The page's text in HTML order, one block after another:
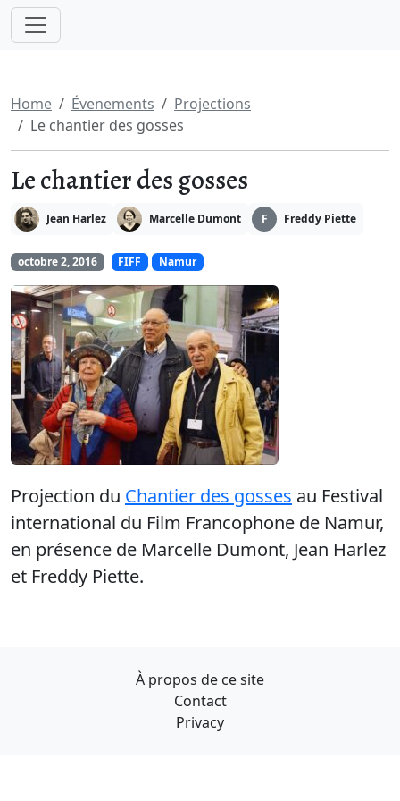
Home Évenements
Projections
Le chantier des gosses
Le chantier des gosses
Jean Harlez Marcelle Dumont F Freddy Piette
octobre 2, 2016 FIFF Namur
Projection du Chantier des gosses au Festival
international du Film Francophone de Namur,
en présence de Marcelle Dumont, Jean Harlez
et Freddy Piette.
À propos de ce site
Contact
Privacy